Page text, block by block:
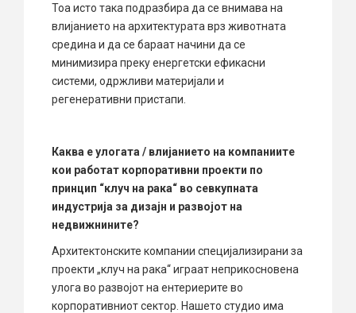
Тоа исто така подразбира да се внимава на
влијанието на архитектурата врз животната
средина и да се бараат начини да се
минимизира преку енергетски ефикасни
системи, одржливи материјали и
регенеративни пристапи.
Каква е улогата / влијанието на компаниите
кои работат корпоративни проекти по
принцип “клуч на рака“ во севкупната
индустрија за дизајн и развојот на
недвижнините?
Архитектонските компании специјализирани за
проекти „клуч на рака“ играат неприкосновена
улога во развојот на ентериерите во
корпоративниот сектор. Нашето студио има